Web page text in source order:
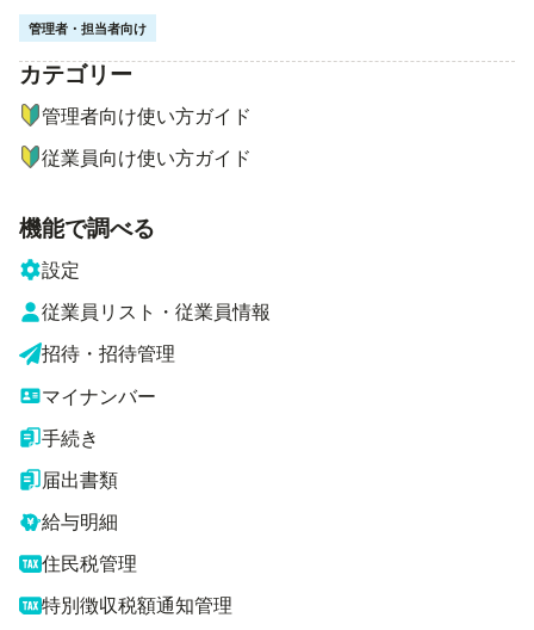
管理者・担当者向け
ナビゲーションメニュー
カテゴリー
管理者向け使い方ガイド
従業員向け使い方ガイド
機能で調べる
設定
従業員リスト・従業員情報
招待・招待管理
マイナンバー
手続き
届出書類
給与明細
住民税管理
特別徴収税額通知管理